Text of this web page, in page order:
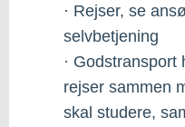
· Rejser, se
selvbetjening
·
rejser sammen
skal studere,